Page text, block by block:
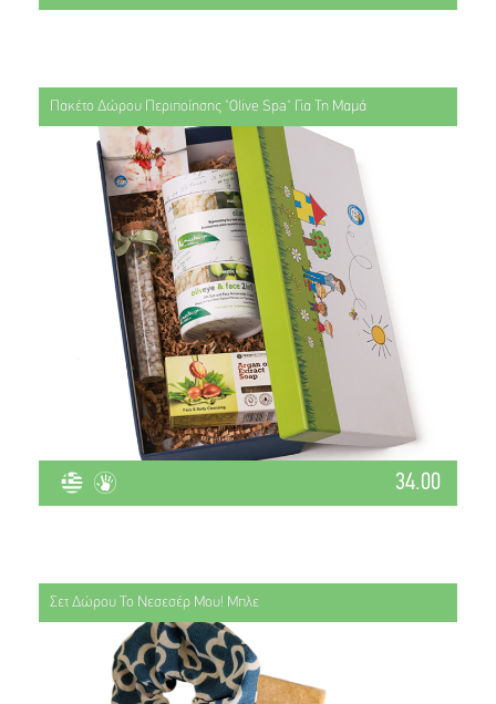
Πακέτο Δώρου Περιποίησης "Olive Spa" Για Τη Μαμά
34.00
Σετ Δώρου Το Νεσεσέρ Μου! Μπλε